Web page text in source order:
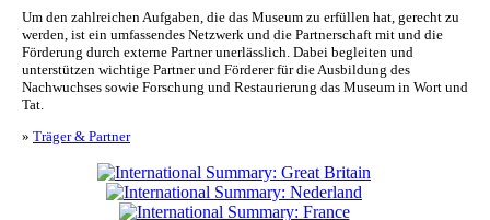
Um den zahlreichen Aufgaben, die das Museum zu erfüllen hat, gerecht zu
werden, ist ein umfassendes Netzwerk und die Partnerschaft mit und die
Förderung durch externe Partner unerlässlich. Dabei begleiten und
unterstützen wichtige Partner und Förderer für die Ausbildung des
Nachwuchses sowie Forschung und Restaurierung das Museum in Wort und
Tat.
» Träger & Partner